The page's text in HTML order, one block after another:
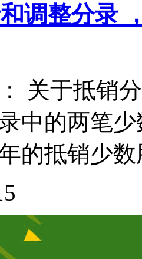
调整分录
关于抵销
中的两笔
的抵销少